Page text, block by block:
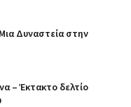
Δυναστεία στην
– Έκτακτο δελτίο